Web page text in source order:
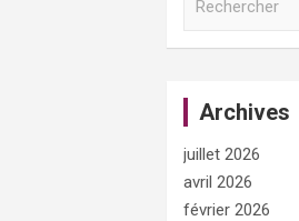
c
h
e
r
Archives
juillet 2026
avril 2026
février 2026